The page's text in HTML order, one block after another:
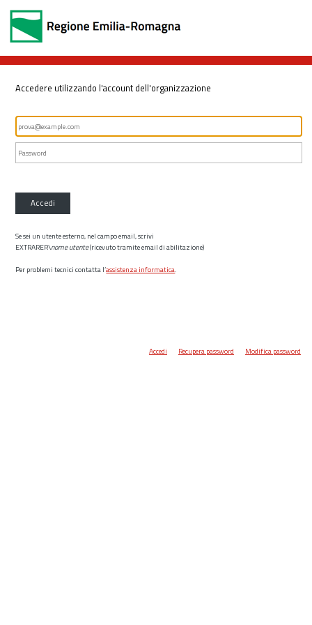
Accedere utilizzando l'account dell'organizzazione
Accedi
Se sei un utente esterno, nel campo email, scrivi
EXTRARER\nome utente(ricevuto tramite email di abilitazione)
Per problemi tecnici contatta l’assistenza informatica.
Accedi Recupera password Modifica password